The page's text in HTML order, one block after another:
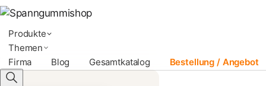
Produkte
Themen
Firma
Blog Gesamtkatalog Bestellung / Angebot